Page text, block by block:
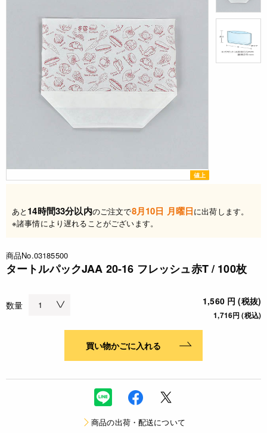
値上
あと 14時間33分以内のご注文で8月10日 月曜日に出荷します。
※諸事情により遅れることがございます。
商品No.03185500
タートルパックJAA 20-16 フレッシュ赤T / 100枚
数量 1,560 円 (税抜)
1,716円 (税込)
買い物かごに入れる
商品の出荷・配送について